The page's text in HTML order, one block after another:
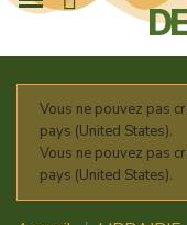
Vous ne pouvez pas
pays (United States).
Vous ne pouvez pas
pays (United States).